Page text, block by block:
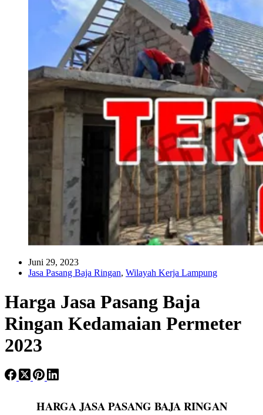
Juni 29, 2023
Jasa Pasang Baja Ringan, Wilayah Kerja Lampung
Harga Jasa Pasang Baja
Ringan Kedamaian Permeter
2023
HARGA JASA PASANG BAJA RINGAN